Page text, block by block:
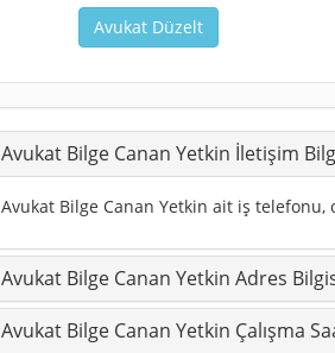
Avukat Düzelt
Avukat Bilge Canan Yetkin İletişim
Avukat Bilge Canan Yetkin ait iş
Avukat Bilge Canan Yetkin Adres
Avukat Bilge Canan Yetkin Çalışma